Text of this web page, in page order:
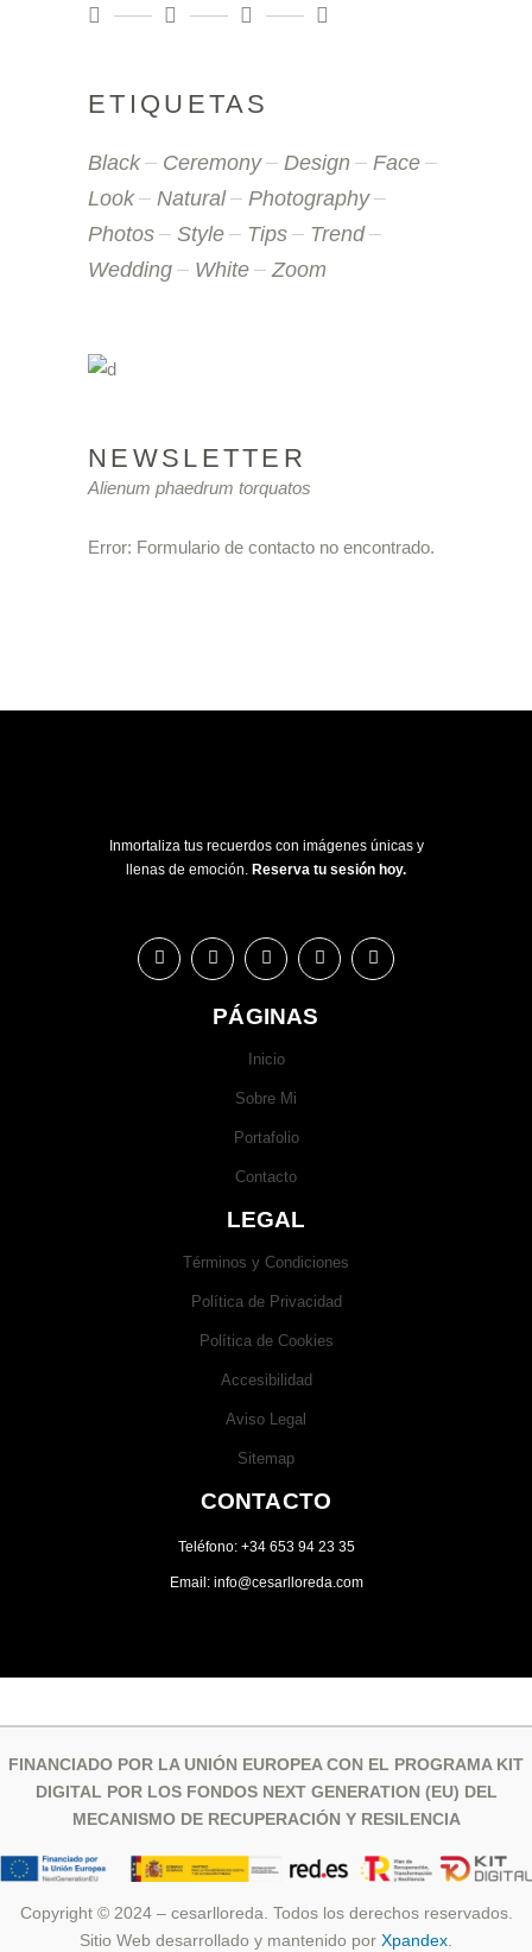
ETIQUETAS
Black Ceremony Design
Face
Look
Natural
Photography
Photos
Style Tips
Trend
Wedding
White Zoom
NEWSLETTER
Alienum phaedrum torquatos
Error: Formulario de contacto no encontrado.
Inmortaliza tus recuerdos con imágenes únicas y
llenas de emoción. Reserva tu sesión hoy.
PÁGINAS
Inicio
Sobre Mi
Portafolio
Contacto
LEGAL
Términos y Condiciones
Política de Privacidad
Política de Cookies
Accesibilidad
Aviso Legal
Sitemap
CONTACTO
Teléfono: +34 653 94 23 35
Email: info@cesarlloreda.com
FINANCIADO POR LA UNIÓN EUROPEA CON EL PROGRAMA KIT
DIGITAL POR LOS FONDOS NEXT GENERATION (EU) DEL
MECANISMO DE RECUPERACIÓN Y RESILENCIA
Copyright © 2024 – cesarlloreda. Todos los derechos reservados.
Sitio Web desarrollado y mantenido por Xpandex